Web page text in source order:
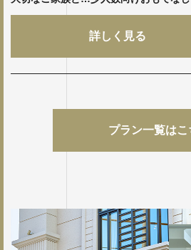
詳しく見る
プラン一覧はこ